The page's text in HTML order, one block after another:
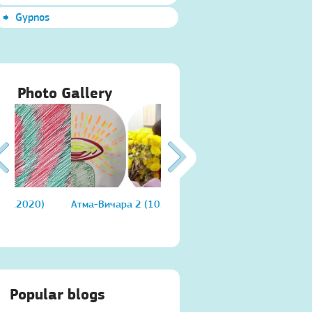
Gypnos
Photo Gallery
Атма-Вичара 2 (10.2020) Атма-Вичара 2 (10.2020)
Popular blogs